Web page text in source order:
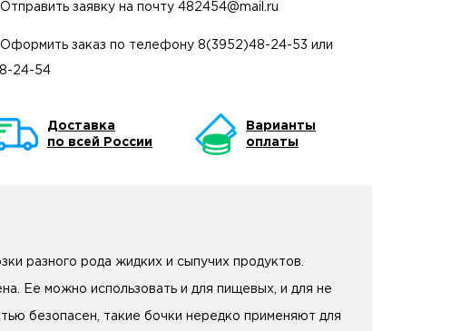
заявку на почту 482454@mail.ru
заказ по телефону 8(3952)48-24-53 или
24-54
Доставка
по всей России
Варианты
оплаты
разного рода жидких и сыпучих продуктов.
Ее можно использовать и для пищевых, и для не
безопасен, такие бочки нередко применяют для